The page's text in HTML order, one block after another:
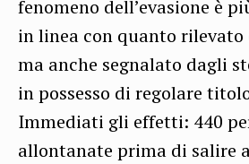
fenomeno dell’evasione è
in linea con quanto
ma anche segnalato dagli
in possesso di regolare
Immediati gli effetti: 440
allontanate prima di salire